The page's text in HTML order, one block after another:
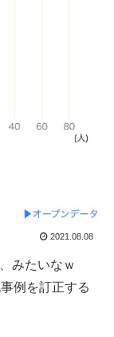
2021.08.08
みたいなｗ
例を訂正する